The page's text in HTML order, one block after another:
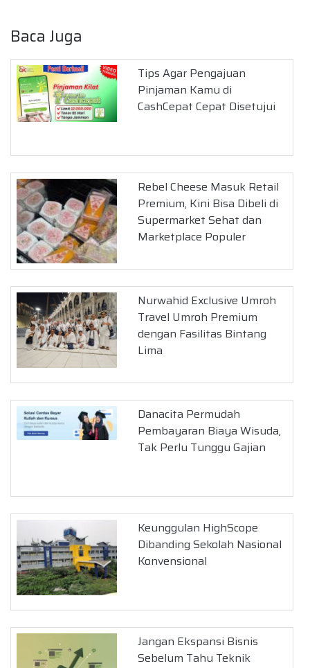
Baca Juga
Tips Agar Pengajuan
Pinjaman Kamu di
CashCepat Cepat Disetujui
Rebel Cheese Masuk Retail
Premium, Kini Bisa Dibeli di
Supermarket Sehat dan
Marketplace Populer
Nurwahid Exclusive Umroh
Travel Umroh Premium
dengan Fasilitas Bintang
Lima
Danacita Permudah
Pembayaran Biaya Wisuda,
Tak Perlu Tunggu Gajian
Keunggulan HighScope
Dibanding Sekolah Nasional
Konvensional
Jangan Ekspansi Bisnis
Sebelum Tahu Teknik